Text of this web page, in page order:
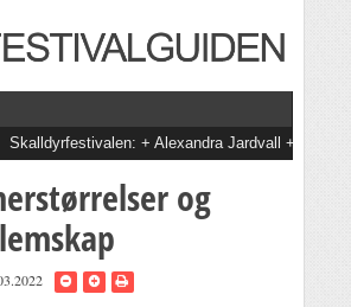
Skalldyrfestivalen: + Alexandra Jardvall
+ En Dags Pause + Tobias Sten + Diddi
Staysman + Svein Å Di + Bootznkatz
Band + Onsdagsbandet + Vinni + Det
Gode Selskab
og